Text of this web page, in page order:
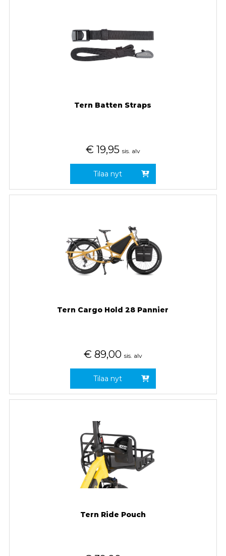
Tern Batten Straps
€ 19,95 sis. alv
Tilaa nyt
Tern Cargo Hold 28 Pannier
€ 89,00 sis. alv
Tilaa nyt
Tern Ride Pouch